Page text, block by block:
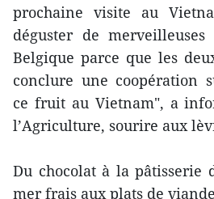
prochaine visite au
déguster de
Belgique parce que les
conclure une coopération
ce fruit au Vietnam", a
l’Agriculture, sourire aux
Du chocolat à la pâtisserie
mer frais aux plats de